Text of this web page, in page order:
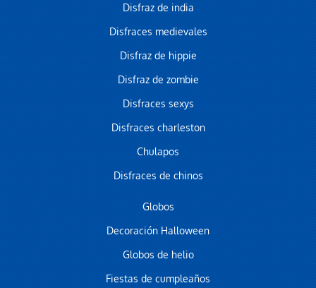
Disfraz de india
Disfraces medievales
Disfraz de hippie
Disfraz de zombie
Disfraces sexys
Disfraces charleston
Chulapos
Disfraces de chinos
Globos
Decoración Halloween
Globos de helio
Fiestas de cumpleaños